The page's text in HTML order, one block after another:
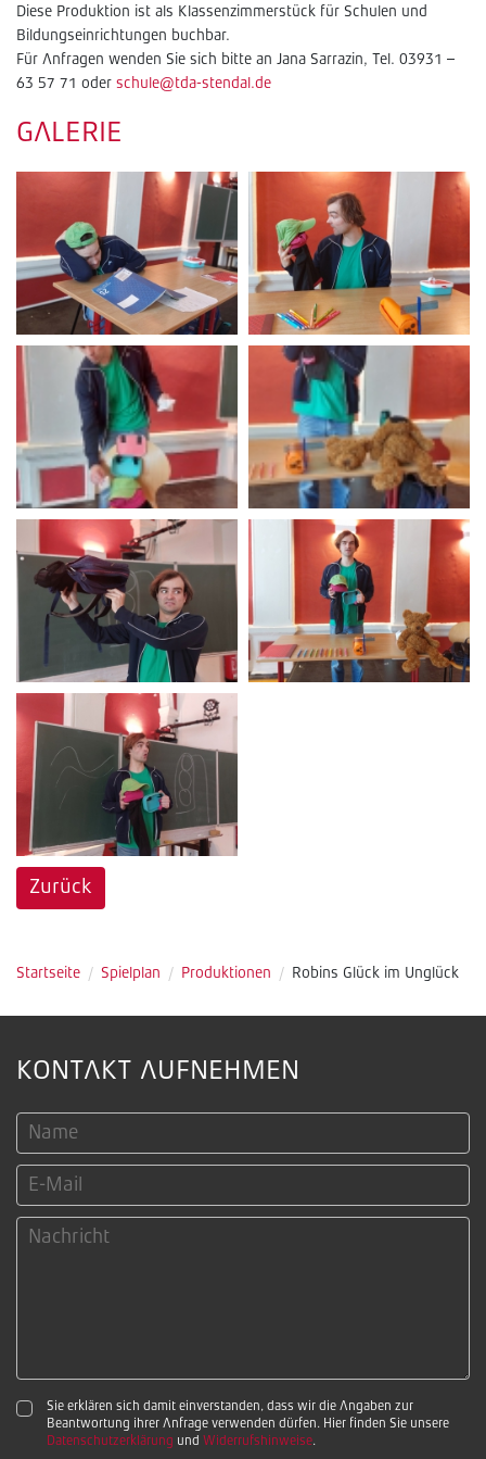
Diese Produktion ist als Klassenzimmerstück für Schulen und
Bildungseinrichtungen buchbar.
Für Anfragen wenden Sie sich bitte an Jana Sarrazin, Tel. 03931 –
63 57 71 oder schule@tda-stendal.de
GALERIE
Zurück
Startseite / Spielplan / Produktionen / Robins Glück im Unglück
KONTAKT AUFNEHMEN
Sie erklären sich damit einverstanden, dass wir die Angaben zur
Beantwortung ihrer Anfrage verwenden dürfen. Hier finden Sie unsere
Datenschutzerklärung und Widerrufshinweise.